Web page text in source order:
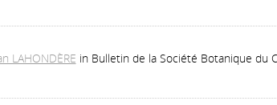
LAHONDÈRE in Bulletin de la Société Botanique du